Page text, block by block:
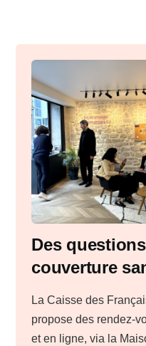
Des
couverture
La Caisse des
propose des rendez-
et en ligne, via la